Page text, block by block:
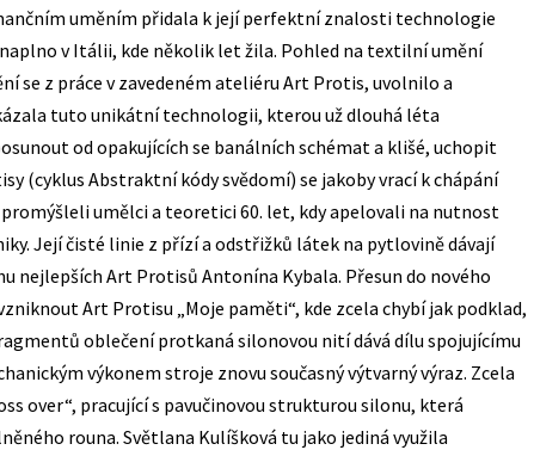
uměním přidala k její perfektní znalosti technologie
v Itálii, kde několik let žila. Pohled na textilní umění
se z práce v zavedeném ateliéru Art Protis, uvolnilo a
tuto unikátní technologii, kterou už dlouhá léta
od opakujících se banálních schémat a klišé, uchopit
(cyklus Abstraktní kódy svědomí) se jakoby vrací k chápání
umělci a teoretici 60. let, kdy apelovali na nutnost
Její čisté linie z přízí a odstřižků látek na pytlovině dávají
nejlepších Art Protisů Antonína Kybala. Přesun do nového
Art Protisu „Moje paměti“, kde zcela chybí jak podklad,
oblečení protkaná silonovou nití dává dílu spojujícímu
výkonem stroje znovu současný výtvarný výraz. Zcela
over“, pracující s pavučinovou strukturou silonu, která
rouna. Světlana Kulíšková tu jako jediná využila